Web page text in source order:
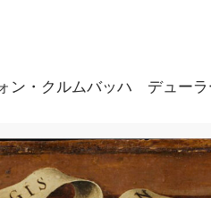
ン・クルムバッハ デューラ